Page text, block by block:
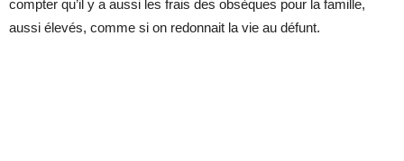
compter qu’il y a aussi les frais des obsèques pour la famille,
aussi élevés, comme si on redonnait la vie au défunt.